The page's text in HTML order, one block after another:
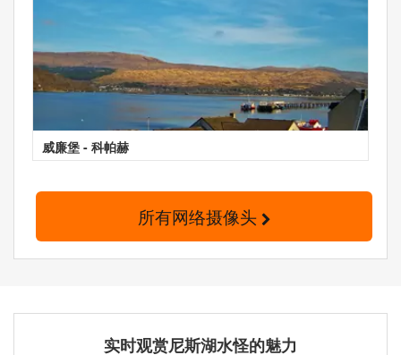
威廉堡 - 科帕赫
所有网络摄像头
实时观赏尼斯湖水怪的魅力